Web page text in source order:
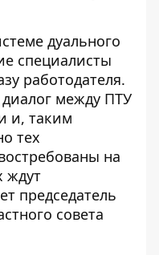
дуального
специалисты
работодателя.
между ПТУ
и, таким
тех
на
ждут
председатель
совета